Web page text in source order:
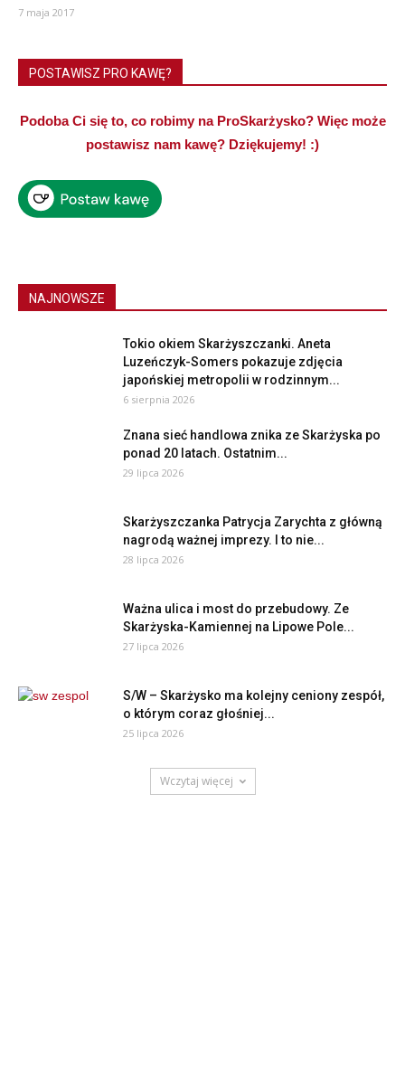
7 maja 2017
POSTAWISZ PRO KAWĘ?
Podoba Ci się to, co robimy na ProSkarżysko? Więc może
postawisz nam kawę? Dziękujemy! :)
NAJNOWSZE
Tokio okiem Skarżyszczanki. Aneta
Luzeńczyk-Somers pokazuje zdjęcia
japońskiej metropolii w rodzinnym...
6 sierpnia 2026
Znana sieć handlowa znika ze Skarżyska po
ponad 20 latach. Ostatnim...
29 lipca 2026
Skarżyszczanka Patrycja Zarychta z główną
nagrodą ważnej imprezy. I to nie...
28 lipca 2026
Ważna ulica i most do przebudowy. Ze
Skarżyska-Kamiennej na Lipowe Pole...
27 lipca 2026
S/W – Skarżysko ma kolejny ceniony zespół,
o którym coraz głośniej...
25 lipca 2026
Wczytaj więcej